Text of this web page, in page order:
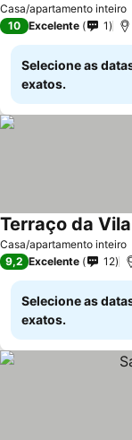
Casa/apartamento inteiro
10 Excelente 1
Selecione as
exatos.
Casa/apartamento inteiro
Terraço da Vila
9,2 Excelente 12
Selecione as
exatos.